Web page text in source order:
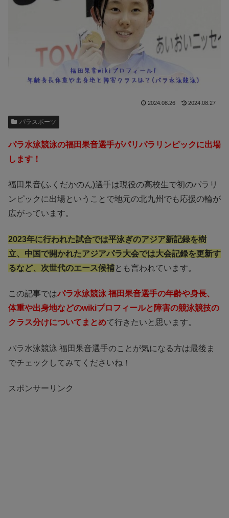
2024.08.26 2024.08.27
パラスポーツ
パラ水泳競泳の福田果音選手がパリパラリンピックに出場
します！
福田果音(ふくだかのん)選手は現役の高校生で初のパラリ
ンピックに出場ということで地元の北九州でも応援の輪が
広がっています。
2023年に行われた試合では平泳ぎのアジア新記録を樹
立、中国で開かれたアジアパラ大会では大会記録を更新す
るなど、次世代のエース候補とも言われています。
この記事ではパラ水泳競泳 福田果音選手の年齢や身長、
体重や出身地などのwikiプロフィールと障害の競泳競技の
クラス分けについてまとめて行きたいと思います。
パラ水泳競泳 福田果音選手のことが気になる方は最後ま
でチェックしてみてくださいね！
スポンサーリンク